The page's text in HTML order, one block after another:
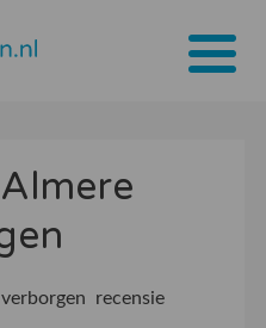
recensie